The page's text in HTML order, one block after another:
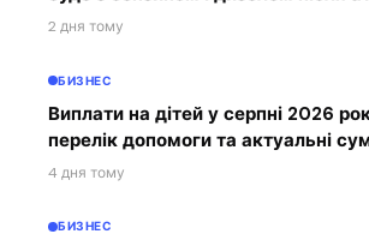
2 дня тому
БИЗНЕС
Виплати на дітей у серпні 2026
перелік допомоги та актуальні
4 дня тому
БИЗНЕС